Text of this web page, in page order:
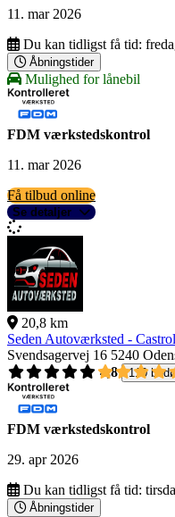
11. mar 2026
Du kan tidligst få tid:
Åbningstider
Mulighed for lånebil
FDM værkstedskontrol
11. mar 2026
Få tilbud online
Se detaljer
20,8 km
Seden Autoværksted -
Svendsagervej 16 5240
4,8
110
FDM værkstedskontrol
29. apr 2026
Du kan tidligst få tid:
Åbningstider